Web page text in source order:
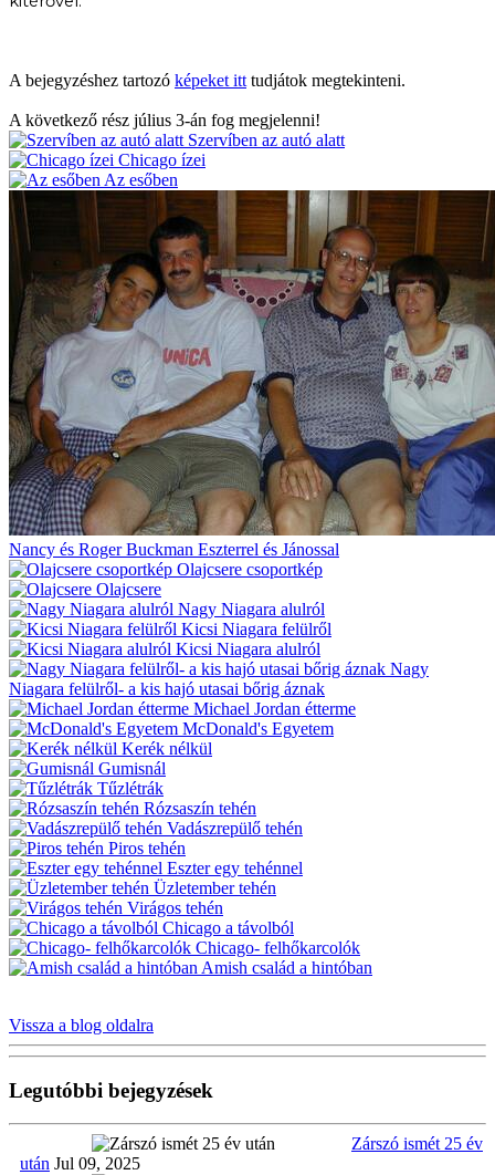
A bejegyzéshez tartozó képeket itt tudjátok megtekinteni.
A következő rész július 3-án fog megjelenni!
Szervíben az autó alatt
Chicago ízei
Az esőben
Nancy és Roger Buckman Eszterrel és Jánossal
Olajcsere csoportkép
Olajcsere
Nagy Niagara alulról
Kicsi Niagara felülről
Kicsi Niagara alulról
Nagy
Niagara felülről- a kis hajó utasai bőrig áznak
Michael Jordan étterme
McDonald's Egyetem
Kerék nélkül
Gumisnál
Tűzlétrák
Rózsaszín tehén
Vadászrepülő tehén
Piros tehén
Eszter egy tehénnel
Üzletember tehén
Virágos tehén
Chicago a távolból
Chicago- felhőkarcolók
Amish család a hintóban
Vissza a blog oldalra
Legutóbbi bejegyzések
Zárszó ismét 25 év
után Jul 09, 2025